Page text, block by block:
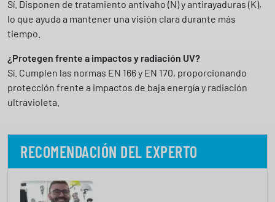
Sí. Disponen de tratamiento antivaho (N) y antirayaduras (K),
lo que ayuda a mantener una visión clara durante más
tiempo.
¿Protegen frente a impactos y radiación UV?
Sí. Cumplen las normas EN 166 y EN 170, proporcionando
protección frente a impactos de baja energía y radiación
ultravioleta.
RECOMENDACIÓN DEL EXPERTO